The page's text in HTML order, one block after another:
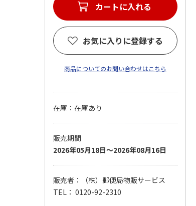
カートに入れる
お気に入りに登録する
商品についてのお問い合わせはこちら
在庫：在庫あり
販売期間
2026年05月18日～2026年08月16日
販売者：（株）郵便局物販サービス
TEL： 0120-92-2310